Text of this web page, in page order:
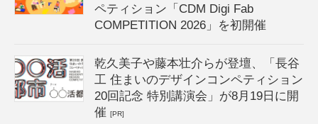
ペティション「CDM Digi Fab
COMPETITION 2026」を初開催
乾久美子や藤本壮介らが登壇、「長谷
工 住まいのデザインコンペティション
20回記念 特別講演会」が8月19日に開
催[PR]